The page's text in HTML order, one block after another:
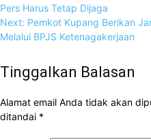
Pers Harus Tetap Dijaga
Next: Pemkot Kupang Berikan
Melalui BPJS Ketenagakerjaan
Tinggalkan Balasan
Alamat email Anda tidak akan
ditandai *